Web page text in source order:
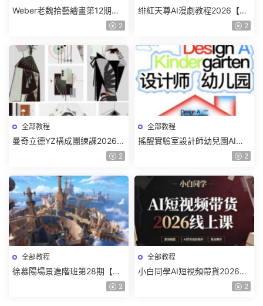
Weber老魏拾藝繪畫第12期角
色特訓班【畫質不錯隻有視
2
绯紅天尊AI漫劇教程2026【畫
2
全部教程
曼奇立德YZ構成團練課2026年
8月已結課【畫質高清有課件】
2
全部教程
搖醒實驗室設計師幼兒園AI軟
件基礎課2025【畫質不錯有素
2
全部教程
徐慕陽場景進階班第28期【畫
2
全部教程
小白同學AI短視頻帶貨2026線
2